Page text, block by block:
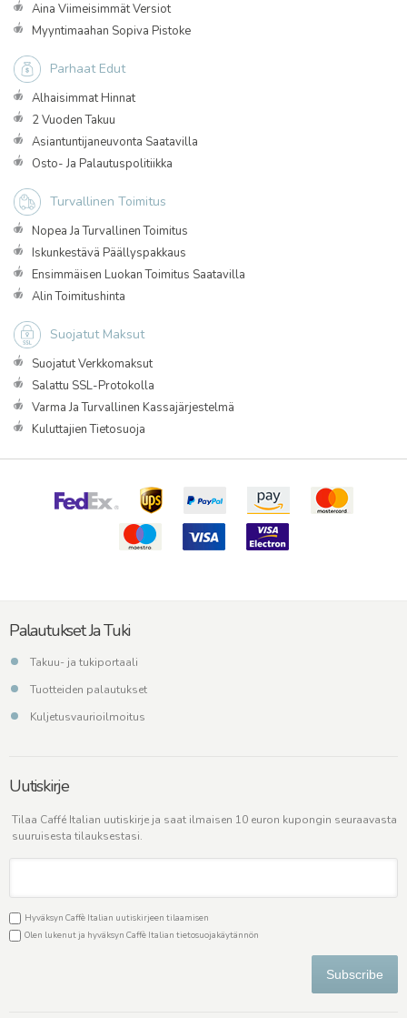
Aina Viimeisimmät Versiot
Myyntimaahan Sopiva Pistoke
Parhaat Edut
Alhaisimmat Hinnat
2 Vuoden Takuu
Asiantuntijaneuvonta Saatavilla
Osto- Ja Palautuspolitiikka
Turvallinen Toimitus
Nopea Ja Turvallinen Toimitus
Iskunkestävä Päällyspakkaus
Ensimmäisen Luokan Toimitus Saatavilla
Alin Toimitushinta
Suojatut Maksut
Suojatut Verkkomaksut
Salattu SSL-Protokolla
Varma Ja Turvallinen Kassajärjestelmä
Kuluttajien Tietosuoja
Palautukset Ja Tuki
Takuu- ja tukiportaali
Tuotteiden palautukset
Kuljetusvaurioilmoitus
Uutiskirje
Tilaa Caffé Italian uutiskirje ja saat ilmaisen 10 euron kupongin seuraavasta
suuruisesta tilauksestasi.
Hyväksyn Caffè Italian uutiskirjeen tilaamisen
Olen lukenut ja hyväksyn Caffè Italian tietosuojakäytännön
Subscribe